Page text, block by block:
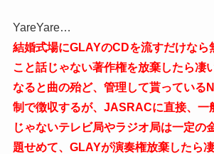
YareYare…
結婚式場にGLAYのCDを流すだけなら
こと話じゃない著作権を放棄したら凄
なると曲の殆ど、管理して貰っている
制で徴収するが、JASRACに直接、一
じゃないテレビ局やラジオ局は一定の
題せめて、GLAYが演奏権放棄したら